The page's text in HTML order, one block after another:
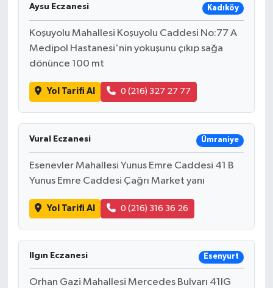
Aysu Eczanesi Kadıköy
Koşuyolu Mahallesi Koşuyolu Caddesi No:77 A
Medipol Hastanesi'nin yokuşunu çıkıp sağa
dönünce 100 mt
Yol Tarifi Al 0 (216) 327 27 77
Vural Eczanesi Ümraniye
Esenevler Mahallesi Yunus Emre Caddesi 41 B
Yunus Emre Caddesi Çağrı Market yanı
Yol Tarifi Al 0 (216) 316 36 26
Ilgın Eczanesi Esenyurt
Orhan Gazi Mahallesi Mercedes Bulvarı 41IG